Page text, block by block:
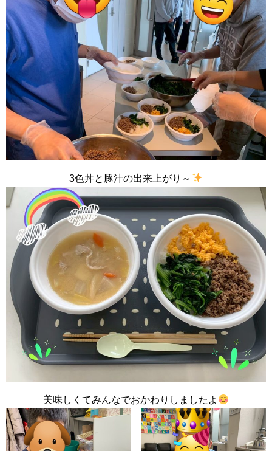
3色丼と豚汁の出来上がり～
美味しくてみんなでおかわりしましたよ